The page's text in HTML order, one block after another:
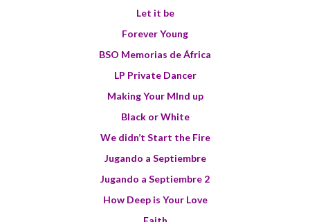
Let it be
Forever Young
BSO Memorias de África
LP Private Dancer
Making Your MInd up
Black or White
We didn’t Start the Fire
Jugando a Septiembre
Jugando a Septiembre 2
How Deep is Your Love